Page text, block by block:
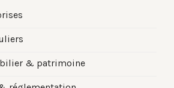
& patrimoine